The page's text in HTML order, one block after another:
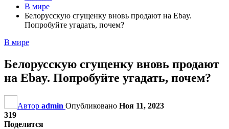
В мире
Белорусскую сгущенку вновь продают на Ebay.
Попробуйте угадать, почем?
В мире
Белорусскую сгущенку вновь продают
на Ebay. Попробуйте угадать, почем?
Автор admin Опубликовано Ноя 11, 2023
319
Поделится